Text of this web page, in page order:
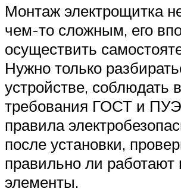
Монтаж электрощитка
чем-то сложным, его
осуществить
Нужно только
устройстве, соблюдать
требования ГОСТ и
правила
после установки,
правильно ли работают
элементы.